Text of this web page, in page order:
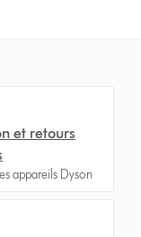
et retours
appareils Dyson